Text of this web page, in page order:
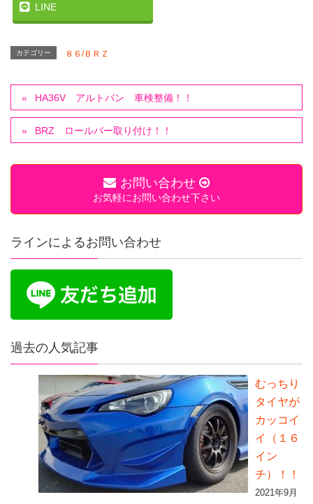
LINE
カテゴリー ８６/ＢＲＺ
HA36V アルトバン 車検整備！！
BRZ ロールバー取り付け！！
お問い合わせ
お気軽にお問い合わせ下さい
ラインによるお問い合わせ
過去の人気記事
むっちり
タイヤが
カッコイ
イ（１６
イン
チ）！！
2021年9月